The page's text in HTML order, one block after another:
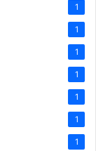
1
1
1
1
1
1
1